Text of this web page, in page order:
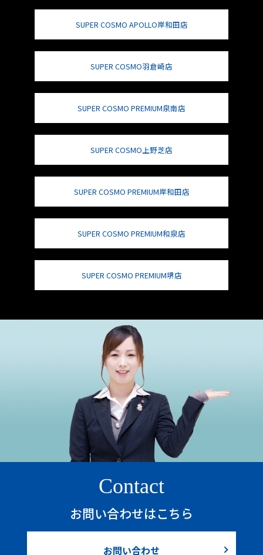
SUPER COSMO APOLLO岸和田店
SUPER COSMO羽倉崎店
SUPER COSMO PREMIUM泉南店
SUPER COSMO上野芝店
SUPER COSMO PREMIUM岸和田店
SUPER COSMO PREMIUM和泉店
SUPER COSMO PREMIUM堺店
Contact
お問い合わせはこちら
お問い合わせ